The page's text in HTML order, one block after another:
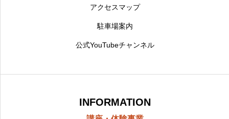
アクセスマップ
駐車場案内
公式YouTubeチャンネル
INFORMATION